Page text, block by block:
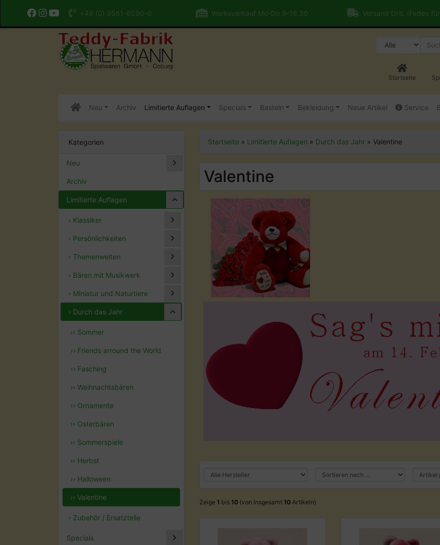
+49 (0) 9561-8590-0 Werksverkauf Mo-Do 9-16.30 Versand DHL (Fedex
Startseite
Neu Archiv Limitierte Auflagen Specials Basteln Bekleidung Neue Artikel Service
Kategorien
Neu
Archiv
Limitierte Auflagen
› Klassiker
› Persönlichkeiten
› Themenwelten
› Bären mit Musikwerk
› Miniatur und Naturtiere
› Durch das Jahr
›› Sommer
›› Friends arround the World
›› Fasching
›› Weihnachtsbären
›› Ornamente
›› Osterbären
›› Sommerspiele
›› Herbst
›› Halloween
›› Valentine
› Zubehör / Ersatzteile
Specials
Startseite » Limitierte Auflagen » Durch das Jahr » Valentine
Valentine
Zeige 1 bis 10 (von insgesamt 10 Artikeln)